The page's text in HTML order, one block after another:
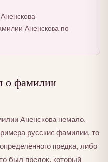
Аненскова по
о фамилии
Аненскова немало.
русские фамилии, то
предка, либо
был предок, который